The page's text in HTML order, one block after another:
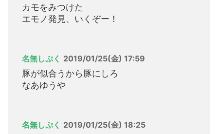
カモをみつけた
エモノ発見、いくぞー！
名無しぷく 2019/01/25(金) 17:59
豚が似合うから豚にしろ
なあゆうや
名無しぷく 2019/01/25(金) 18:25